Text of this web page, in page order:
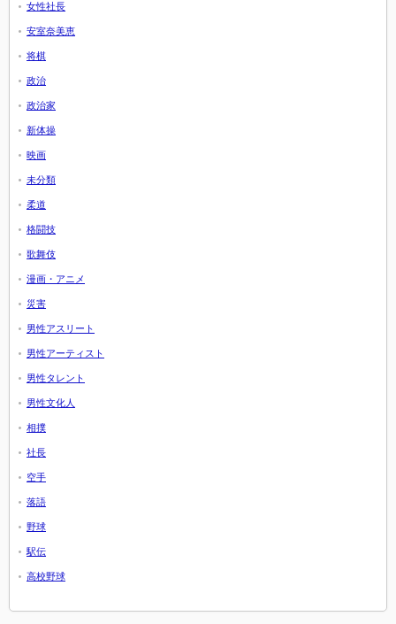
女性社長
安室奈美恵
将棋
政治
政治家
新体操
映画
未分類
柔道
格闘技
歌舞伎
漫画・アニメ
災害
男性アスリート
男性アーティスト
男性タレント
男性文化人
相撲
社長
空手
落語
野球
駅伝
高校野球